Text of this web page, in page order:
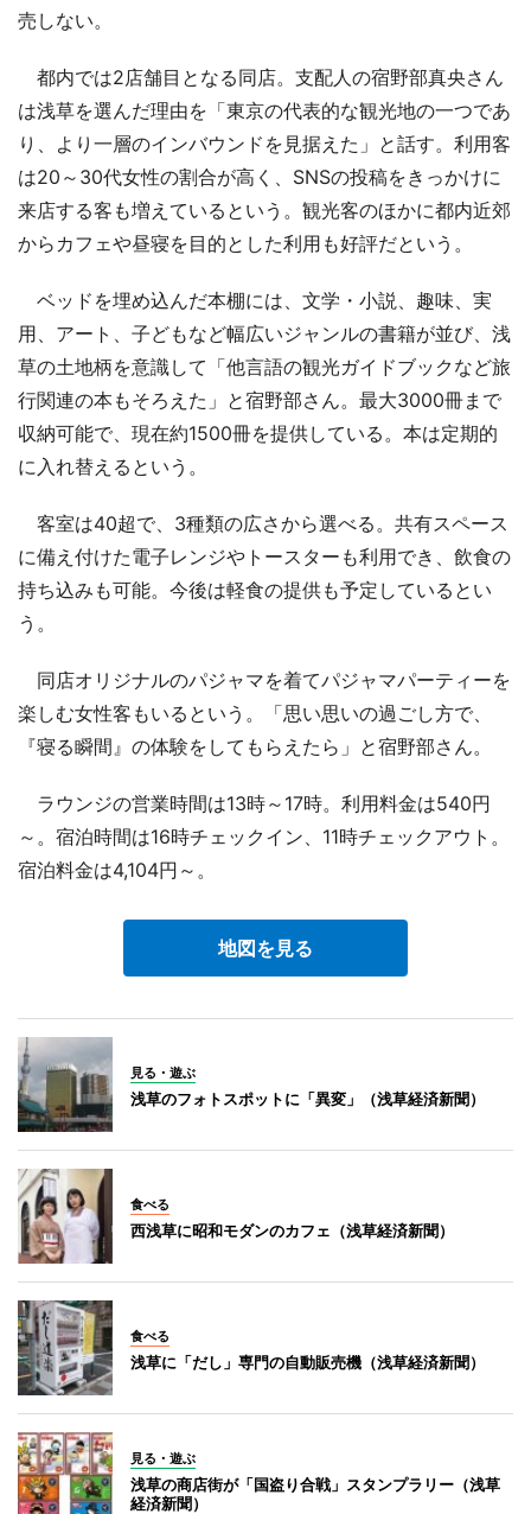
売しない。
都内では2店舗目となる同店。支配人の宿野部真央さん
は浅草を選んだ理由を「東京の代表的な観光地の一つであ
り、より一層のインバウンドを見据えた」と話す。利用客
は20～30代女性の割合が高く、SNSの投稿をきっかけに
来店する客も増えているという。観光客のほかに都内近郊
からカフェや昼寝を目的とした利用も好評だという。
ベッドを埋め込んだ本棚には、文学・小説、趣味、実
用、アート、子どもなど幅広いジャンルの書籍が並び、浅
草の土地柄を意識して「他言語の観光ガイドブックなど旅
行関連の本もそろえた」と宿野部さん。最大3000冊まで
収納可能で、現在約1500冊を提供している。本は定期的
に入れ替えるという。
客室は40超で、3種類の広さから選べる。共有スペース
に備え付けた電子レンジやトースターも利用でき、飲食の
持ち込みも可能。今後は軽食の提供も予定しているとい
う。
同店オリジナルのパジャマを着てパジャマパーティーを
楽しむ女性客もいるという。「思い思いの過ごし方で、
『寝る瞬間』の体験をしてもらえたら」と宿野部さん。
ラウンジの営業時間は13時～17時。利用料金は540円
～。宿泊時間は16時チェックイン、11時チェックアウト。
宿泊料金は4,104円～。
地図を見る
見る・遊ぶ
浅草のフォトスポットに「異変」（浅草経済新聞）
食べる
西浅草に昭和モダンのカフェ（浅草経済新聞）
食べる
浅草に「だし」専門の自動販売機（浅草経済新聞）
見る・遊ぶ
浅草の商店街が「国盗り合戦」スタンプラリー（浅草
経済新聞）